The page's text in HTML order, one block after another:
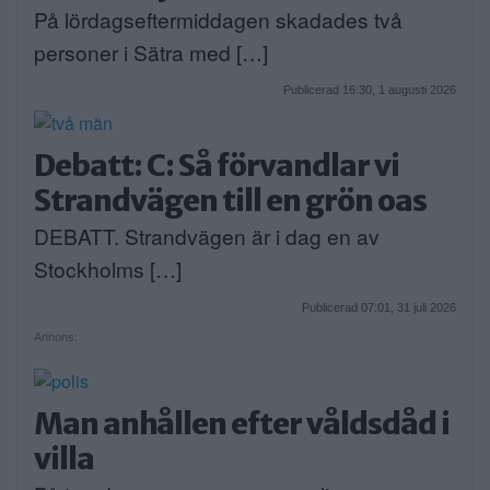
På lördagseftermiddagen skadades två
personer i Sätra med […]
Publicerad 16:30, 1 augusti 2026
Debatt: C: Så förvandlar vi
Strandvägen till en grön oas
DEBATT. Strandvägen är i dag en av
Stockholms […]
Publicerad 07:01, 31 juli 2026
Annons:
Man anhållen efter våldsdåd i
villa